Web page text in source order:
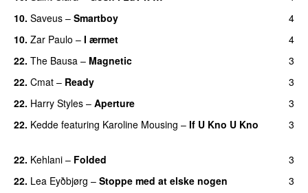
10. Saveus – Smartboy
4
10. Zar Paulo – I ærmet
4
22. The Bausa – Magnetic
3
22. Cmat – Ready
3
22. Harry Styles – Aperture
3
22. Kedde featuring Karoline Mousing – If U Kno U Kno 3
22. Kehlani – Folded
3
22. Lea Eyðbjørg – Stoppe med at elske nogen
3